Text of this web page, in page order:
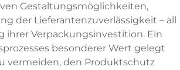
Gestaltungsmöglichkeiten,
der Lieferantenzuverlässigkeit – all
ihrer Verpackungsinvestition. Ein
besonderer Wert gelegt
vermeiden, den Produktschutz